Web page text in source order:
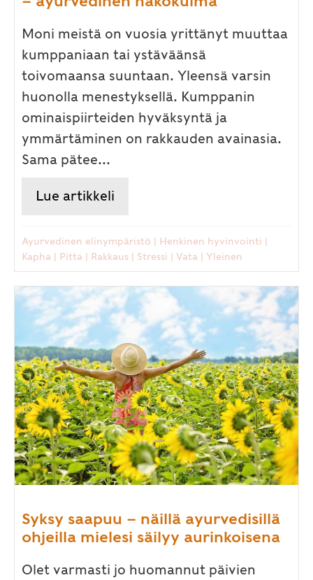
Moni meistä on vuosia yrittänyt muuttaa
kumppaniaan tai ystäväänsä
toivomaansa suuntaan. Yleensä varsin
huonolla menestyksellä. Kumppanin
ominaispiirteiden hyväksyntä ja
ymmärtäminen on rakkauden avainasia.
Sama pätee...
Lue artikkeli
Ayurvedinen elinympäristö | Henkinen hyvinvointi |
Kapha | Pitta | Rakkaus | Stressi | Vata | Yleinen
Syksy saapuu – näillä ayurvedisillä
ohjeilla mielesi säilyy aurinkoisena
Olet varmasti jo huomannut päivien